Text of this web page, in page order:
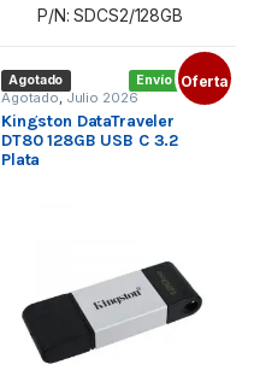
P/N: SDCS2/128GB
Envío gratis
Agotado Oferta
Agotado, Julio 2026
Kingston DataTraveler
DT80 128GB USB C 3.2
Plata